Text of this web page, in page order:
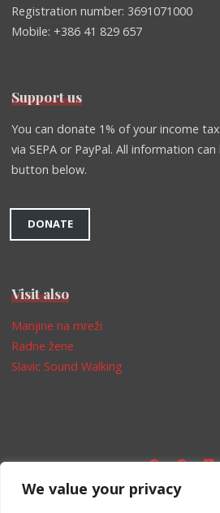
We value your privacy
Registration number: 3691071000
Mobile: +386 41 829 657
Support us
You can donate 1% of your income
via SEPA or PayPal. All information
button below.
DONATE
Visit also
Manjine na mreži
Radne žene
Slavic Sound Walking
Impressum